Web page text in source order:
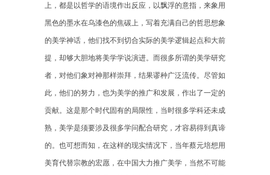
上，都是以哲学的语境作出反应，以飘浮的意指，来象用
黑色的墨水在乌漆色的焦碳上，写着充满自己的哲思想象
的美学神话，他们找不到切合实际的美学逻辑起点和大前
提，却够大胆地将美学学说演进。而很多所谓的美学研究
者，对他们象对神那样崇拜，结果谬种广泛流传。尽管如
此，他们的努力，也为美学的推广和发展，作出了一定的
贡献。这是那个时代固有的局限性，当时很多学科还未成
熟，美学是须要涉及很多学问配合研究，才容易得到真谛
的。也可想而知，在这样的现实情况下，当年蔡元培想用
美育代替宗教的宏愿，在中国大力推广美学，当然不可能